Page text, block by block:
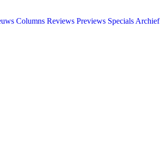
Columns Reviews Previews Specials Archief